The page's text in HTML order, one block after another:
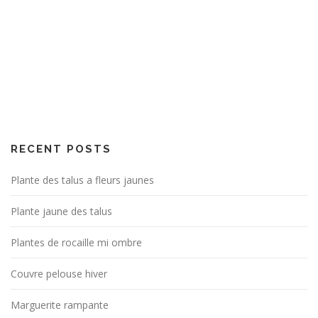
RECENT POSTS
Plante des talus a fleurs jaunes
Plante jaune des talus
Plantes de rocaille mi ombre
Couvre pelouse hiver
Marguerite rampante